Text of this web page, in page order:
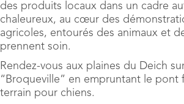
des produits locaux dans un cadre
chaleureux, au cœur des
agricoles, entourés des animaux et
prennent soin.
Rendez-vous aux plaines du Deich
“Broqueville” en empruntant le pont
terrain pour chiens.